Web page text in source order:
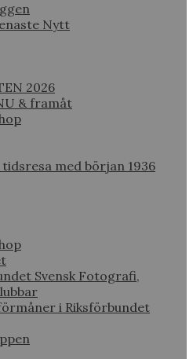
Nytt
2026
& framåt
med början 1936
Svensk Fotografi,
i Riksförbundet